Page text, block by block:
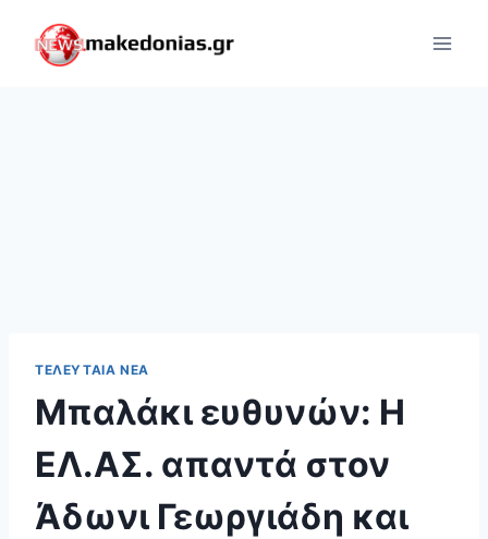
content
ΤΕΛΕΥΤΑΊΑ ΝΈΑ
Μπαλάκι ευθυνών: Η
ΕΛ.ΑΣ. απαντά στον
Άδωνι Γεωργιάδη και